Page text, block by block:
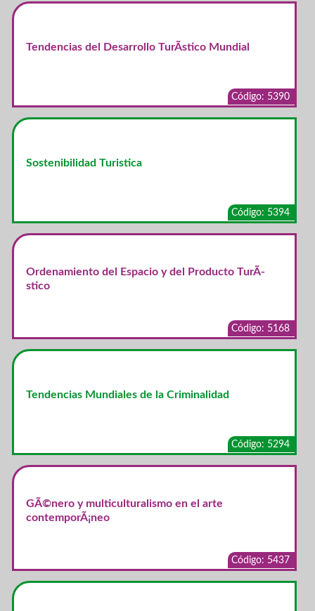
Tendencias del Desarrollo TurÃ­stico Mundial
Código: 5390
Sostenibilidad Turistica
Código: 5394
Ordenamiento del Espacio y del Producto TurÃ­
stico
Código: 5168
Tendencias Mundiales de la Criminalidad
Código: 5294
GÃ©nero y multiculturalismo en el arte
contemporÃ¡neo
Código: 5437